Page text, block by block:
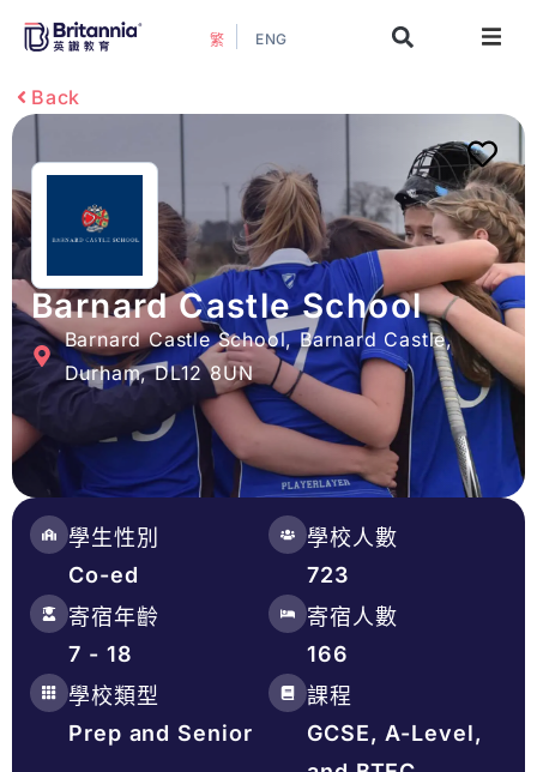
繁 ENG
最新活動
升學指南
升學資訊
增值服務
預約諮詢
Back
Barnard Castle School
Barnard Castle School, Barnard Castle,
Durham, DL12 8UN
學生性別
Co-ed
寄宿年齡
7 - 18
學校類型
Prep and Senior
學校人數
723
寄宿人數
166
課程
GCSE, A-Level,